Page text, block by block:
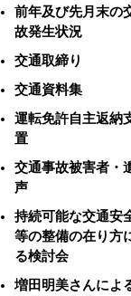
前年及び先月末の
故発生状況
交通取締り
交通資料集
運転免許自主返納
置
交通事故被害者・
声
持続可能な交通安
等の整備の在り方
る検討会
増田明美さんによ